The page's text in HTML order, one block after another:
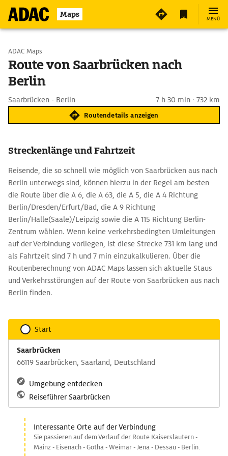
Maps MENÜ
Start wählen
Ziel eingeben
ADAC Maps
Route von Saarbrücken nach
Berlin
Saarbrücken - Berlin 7 h 30 min · 732 km
Routendetails anzeigen
Streckenlänge und Fahrtzeit
Reisende, die so schnell wie möglich von Saarbrücken aus nach
Berlin unterwegs sind, können hierzu in der Regel am besten
die Route über die A 6, die A 63, die A 5, die A 4 Richtung
Berlin/Dresden/Erfurt/Bad, die A 9 Richtung
Berlin/Halle(Saale)/Leipzig sowie die A 115 Richtung Berlin-
Zentrum wählen. Wenn keine verkehrsbedingten Umleitungen
auf der Verbindung vorliegen, ist diese Strecke 731 km lang und
als Fahrtzeit sind 7 h und 7 min einzukalkulieren. Über die
Routenberechnung von ADAC Maps lassen sich aktuelle Staus
und Verkehrsstörungen auf der Route von Saarbrücken aus nach
Berlin finden.
Start
Saarbrücken
66119 Saarbrücken, Saarland, Deutschland
Umgebung entdecken
Reiseführer Saarbrücken
Interessante Orte auf der Verbindung
Sie passieren auf dem Verlauf der Route Kaiserslautern -
Mainz - Eisenach - Gotha - Weimar - Jena - Dessau - Berlin.